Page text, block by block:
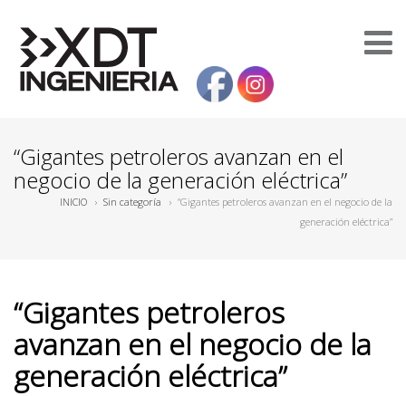
“Gigantes petroleros avanzan en el
negocio de la generación eléctrica”
INICIO › Sin categoría › “Gigantes petroleros avanzan en el negocio de la
generación eléctrica”
“Gigantes petroleros
avanzan en el negocio de la
generación eléctrica”